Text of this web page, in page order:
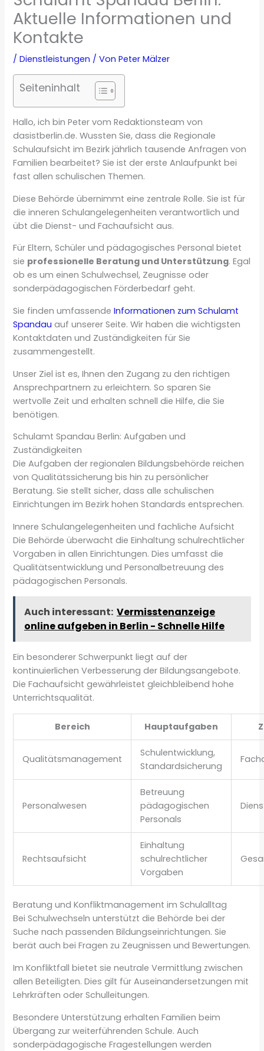
Aktuelle Informationen und
Kontakte
/Dienstleistungen / VonPeter Mälzer
Seiteninhalt
Hallo, ich bin Peter vom Redaktionsteam von
dasistberlin.de. Wussten Sie, dass die Regionale
Schulaufsicht im Bezirk jährlich tausende Anfragen von
Familien bearbeitet? Sie ist der erste Anlaufpunkt bei
fast allen schulischen Themen.
Diese Behörde übernimmt eine zentrale Rolle. Sie ist für
die inneren Schulangelegenheiten verantwortlich und
übt die Dienst- und Fachaufsicht aus.
Für Eltern, Schüler und pädagogisches Personal bietet
sie professionelle Beratung und Unterstützung. Egal
ob es um einen Schulwechsel, Zeugnisse oder
sonderpädagogischen Förderbedarf geht.
Sie finden umfassendeInformationen zum Schulamt
Spandau auf unserer Seite. Wir haben die wichtigsten
Kontaktdaten und Zuständigkeiten für Sie
zusammengestellt.
Unser Ziel ist es, Ihnen den Zugang zu den richtigen
Ansprechpartnern zu erleichtern. So sparen Sie
wertvolle Zeit und erhalten schnell die Hilfe, die Sie
benötigen.
Schulamt Spandau Berlin: Aufgaben und
Zuständigkeiten
Die Aufgaben der regionalen Bildungsbehörde reichen
von Qualitätssicherung bis hin zu persönlicher
Beratung. Sie stellt sicher, dass alle schulischen
Einrichtungen im Bezirk hohen Standards entsprechen.
Innere Schulangelegenheiten und fachliche Aufsicht
Die Behörde überwacht die Einhaltung schulrechtlicher
Vorgaben in allen Einrichtungen. Dies umfasst die
Qualitätsentwicklung und Personalbetreuung des
pädagogischen Personals.
Auch interessant: Vermisstenanzeige
online aufgeben in Berlin - Schnelle Hilfe
Ein besonderer Schwerpunkt liegt auf der
kontinuierlichen Verbesserung der Bildungsangebote.
Die Fachaufsicht gewährleistet gleichbleibend hohe
Unterrichtsqualität.
Bereich Hauptaufgaben
Qualitätsmanagement
Schulentwicklung,
Standardsicherung
Personalwesen
Betreuung
pädagogischen
Personals
Rechtsaufsicht
Einhaltung
schulrechtlicher
Vorgaben
Beratung und Konfliktmanagement im Schulalltag
Bei Schulwechseln unterstützt die Behörde bei der
Suche nach passenden Bildungseinrichtungen. Sie
berät auch bei Fragen zu Zeugnissen und Bewertungen.
Im Konfliktfall bietet sie neutrale Vermittlung zwischen
allen Beteiligten. Dies gilt für Auseinandersetzungen mit
Lehrkräften oder Schulleitungen.
Besondere Unterstützung erhalten Familien beim
Übergang zur weiterführenden Schule. Auch
sonderpädagogische Fragestellungen werden